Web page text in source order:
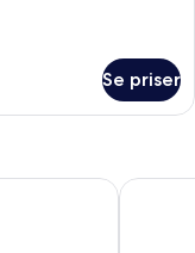
Se priser
YVE